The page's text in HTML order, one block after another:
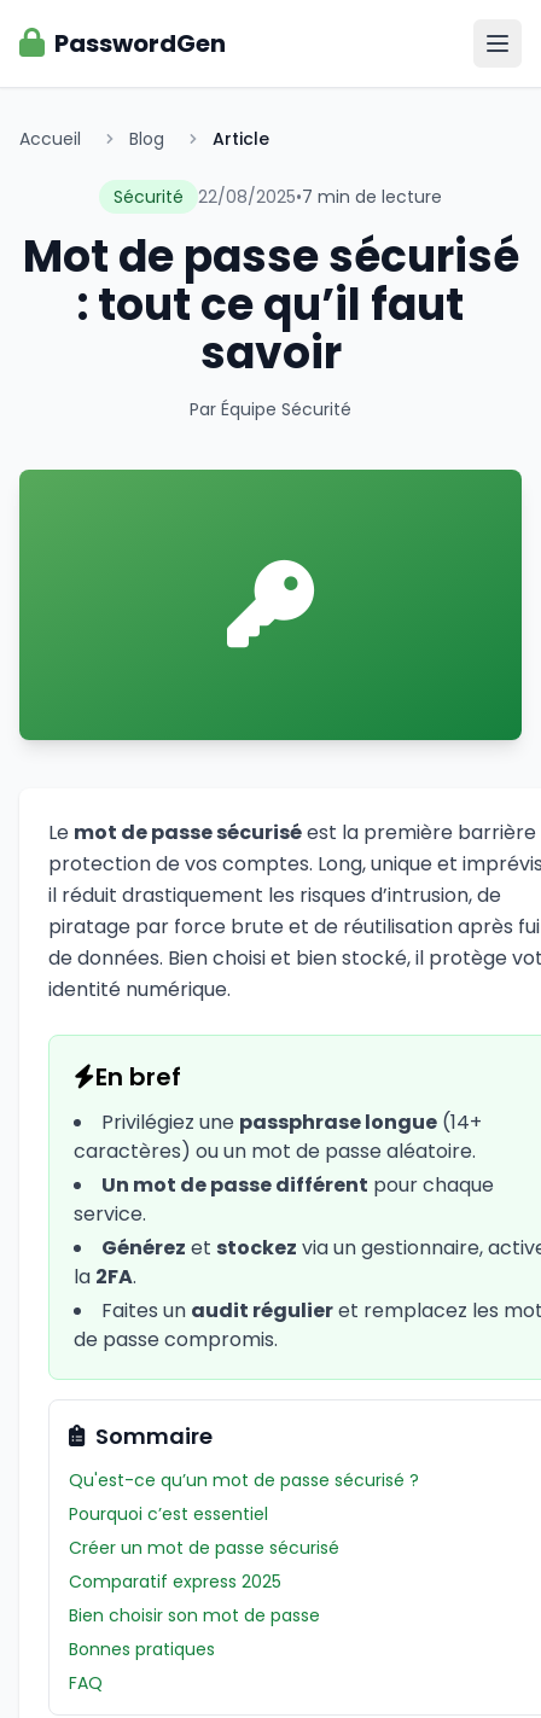
PasswordGen
Accueil Blog Article
Sécurité 22/08/2025•7 min de lecture
Mot de passe sécurisé
: tout ce qu’il faut
savoir
Par Équipe Sécurité
Le mot de passe sécuriséest la première barrière
protection de vos comptes. Long, unique et
il réduit drastiquement les risques d’intrusion, de
piratage par force brute et de réutilisation après
de données. Bien choisi et bien stocké, il protège
identité numérique.
En bref
Privilégiez une passphrase longue (14+
caractères) ou un mot de passe aléatoire.
Un mot de passe différent pour chaque
service.
Générez et stockez via un gestionnaire,
la 2FA.
Faites un audit régulieret remplacez les
de passe compromis.
Sommaire
Qu'est-ce qu’un mot de passe sécurisé ?
Pourquoi c’est essentiel
Créer un mot de passe sécurisé
Comparatif express 2025
Bien choisir son mot de passe
Bonnes pratiques
FAQ